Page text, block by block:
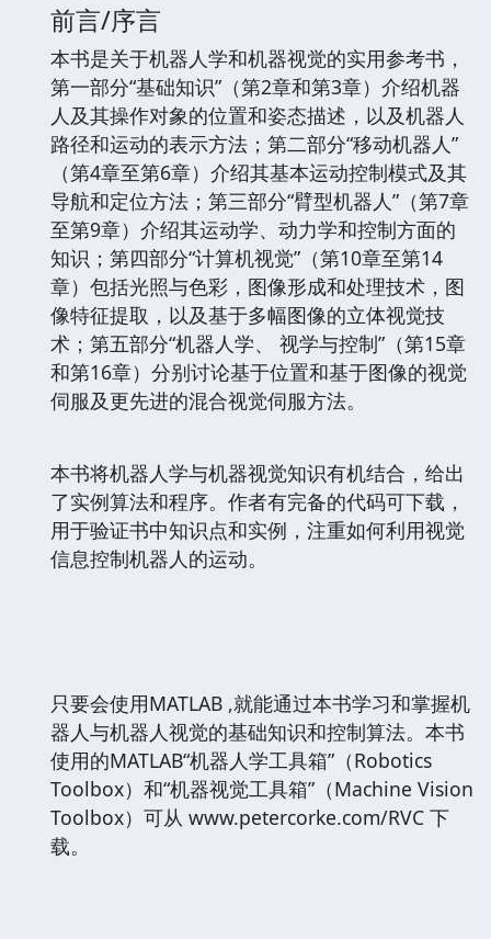
前言/序言
本书是关于机器人学和机器视觉的实用参考书，
第一部分“基础知识”（第2章和第3章）介绍机器
人及其操作对象的位置和姿态描述，以及机器人
路径和运动的表示方法；第二部分“移动机器人”
（第4章至第6章）介绍其基本运动控制模式及其
导航和定位方法；第三部分“臂型机器人”（第7章
至第9章）介绍其运动学、动力学和控制方面的
知识；第四部分“计算机视觉”（第10章至第14
章）包括光照与色彩，图像形成和处理技术，图
像特征提取，以及基于多幅图像的立体视觉技
术；第五部分“机器人学、 视学与控制”（第15章
和第16章）分别讨论基于位置和基于图像的视觉
伺服及更先进的混合视觉伺服方法。
本书将机器人学与机器视觉知识有机结合，给出
了实例算法和程序。作者有完备的代码可下载，
用于验证书中知识点和实例，注重如何利用视觉
信息控制机器人的运动。
只要会使用MATLAB ,就能通过本书学习和掌握机
器人与机器人视觉的基础知识和控制算法。本书
使用的MATLAB“机器人学工具箱”（Robotics
Toolbox）和“机器视觉工具箱”（Machine Vision
Toolbox）可从 www.petercorke.com/RVC 下
载。